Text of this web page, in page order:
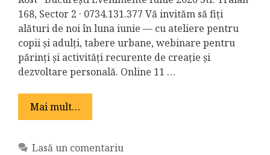
168, Sector 2 · 0734.131.377 Vă invităm să fiți
alături de noi în luna iunie — cu ateliere pentru
copii și adulți, tabere urbane, webinare pentru
părinți și activități recurente de creație și
dezvoltare personală. Online 11 …
Mai mult…
Lasă un comentariu